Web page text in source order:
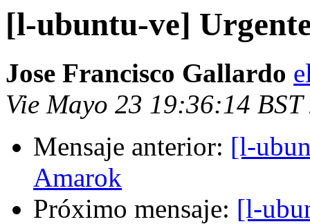
[l-ubuntu-ve]
Jose Francisco Gallardo
Vie Mayo 23 19:36:14 BST
Mensaje anterior: [l-
Amarok
Próximo mensaje: [l-